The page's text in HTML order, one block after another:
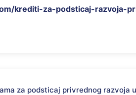
krediti-za-podsticaj-razvoja-
za podsticaj privrednog razvoja